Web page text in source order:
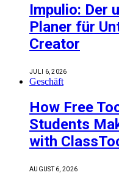
Impulio: Der
Planer für
Creator
JULI 6, 2026
Geschäft
How Free
Students
with
AUGUST 6, 2026